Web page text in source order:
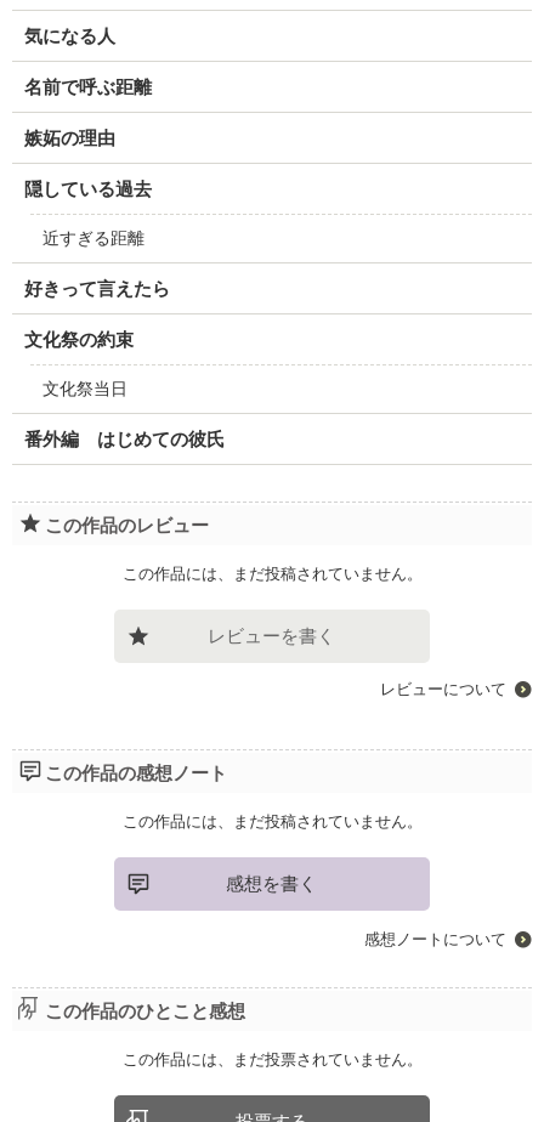
気になる人
名前で呼ぶ距離
嫉妬の理由
隠している過去
近すぎる距離
好きって言えたら
文化祭の約束
文化祭当日
番外編 はじめての彼氏
この作品のレビュー
この作品には、まだ投稿されていません。
レビューを書く
レビューについて
この作品の感想ノート
この作品には、まだ投稿されていません。
感想を書く
感想ノートについて
この作品のひとこと感想
この作品には、まだ投票されていません。